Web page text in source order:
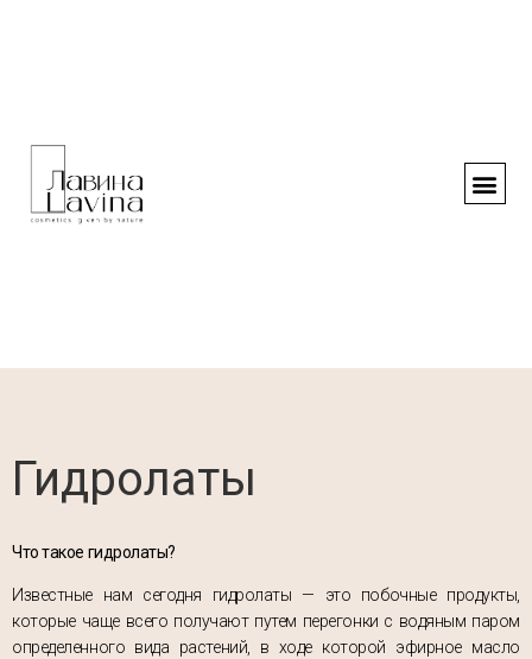
Гидролаты
Что такое гидролаты?
Известные нам сегодня гидролаты — это побочные продукты,
которые чаще всего получают путем перегонки с водяным паром
определенного вида растений, в ходе которой эфирное масло